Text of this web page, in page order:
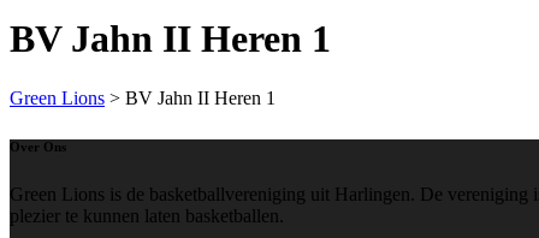
BV Jahn II Heren 1
Green Lions > BV Jahn II Heren 1
Over Ons
Green Lions is de basketballvereniging uit Harlingen. De vereniging
plezier te kunnen laten basketballen.